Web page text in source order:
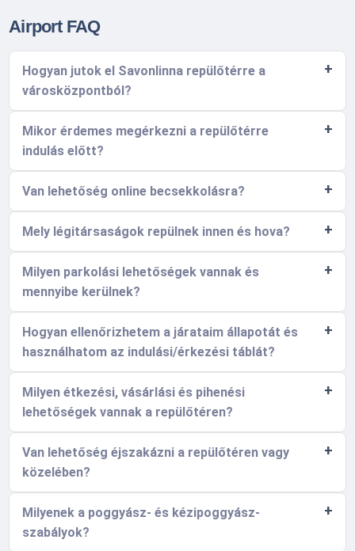
Airport FAQ
Hogyan jutok el Savonlinna repülőtérre a
városközpontból?
Mikor érdemes megérkezni a repülőtérre
indulás előtt?
Van lehetőség online becsekkolásra?
Mely légitársaságok repülnek innen és hova?
Milyen parkolási lehetőségek vannak és
mennyibe kerülnek?
Hogyan ellenőrizhetem a járataim állapotát és
használhatom az indulási/érkezési táblát?
Milyen étkezési, vásárlási és pihenési
lehetőségek vannak a repülőtéren?
Van lehetőség éjszakázni a repülőtéren vagy
közelében?
Milyenek a poggyász- és kézipoggyász-
szabályok?